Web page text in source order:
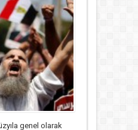
genel olarak